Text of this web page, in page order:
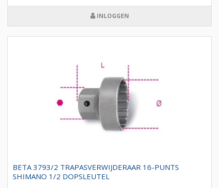
INLOGGEN
BETA 3793/2 TRAPASVERWIJDERAAR 16-PUNTS
SHIMANO 1/2 DOPSLEUTEL